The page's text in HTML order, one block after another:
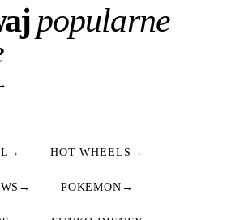
popularne
→ HOT WHEELS →
→ POKEMON →